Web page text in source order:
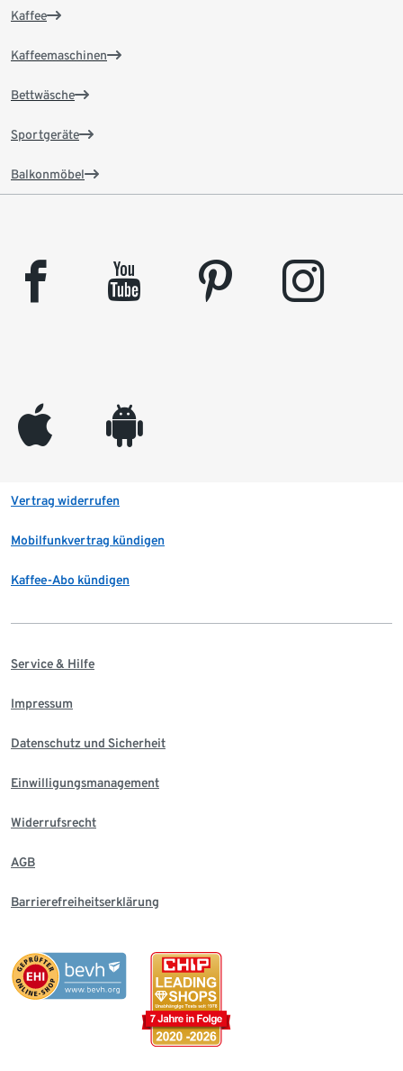
Kaffee
Kaffeemaschinen
Bettwäsche
Sportgeräte
Balkonmöbel
facebook youtube pinterest instagram
appleinc android
Vertrag widerrufen
Mobilfunkvertrag kündigen
Kaffee-Abo kündigen
Service & Hilfe
Impressum
Datenschutz und Sicherheit
Einwilligungsmanagement
Widerrufsrecht
AGB
Barrierefreiheitserklärung